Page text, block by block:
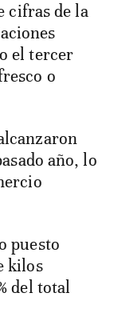
cifras de la
el tercer
o
año, lo
puesto
kilos
del total